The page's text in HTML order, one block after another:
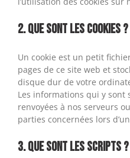
2. Que sont les cookies ?
Un cookie est un petit
pages de ce site web et
disque dur de votre
Les informations qui y sont
renvoyées à nos serveurs
parties concernées lors
3. Que sont les scripts ?